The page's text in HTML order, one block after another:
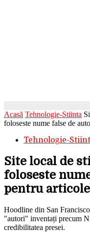
Acasă Tehnologie-Stiinta
foloseste nume false de
Tehnologie-
Site local de
foloseste
pentru
Hoodline din San
"autori" inventați precum
credibilitatea presei.